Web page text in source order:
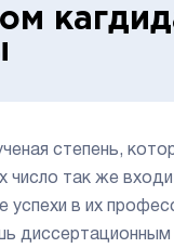
степень,
число так же
успехи в их